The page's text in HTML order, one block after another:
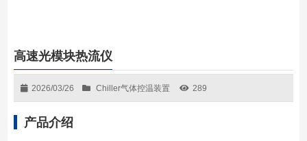
高速光模块热流仪
2026/03/26 Chiller气体控温装置 289
产品介绍